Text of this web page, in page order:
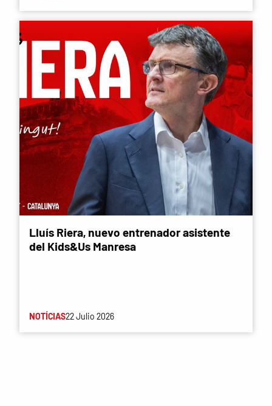
Lluís Riera, nuevo entrenador asistente
del Kids&Us Manresa
NOTÍCIAS22 Julio 2026